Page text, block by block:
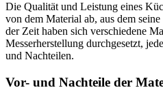
Die Qualität und Leistung eines
von dem Material ab, aus dem
der Zeit haben sich verschiedene
Messerherstellung durchgesetzt,
und Nachteilen.
Vor- und Nachteile der